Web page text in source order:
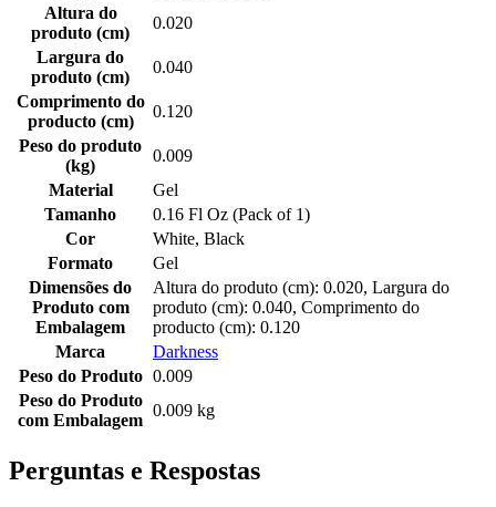
Altura do
produto (cm)
0.020
Largura do
produto (cm)
0.040
Comprimento do
producto (cm)
0.120
Peso do produto
(kg)
0.009
Material
Gel
Tamanho
0.16 Fl Oz (Pack of 1)
Cor
White, Black
Formato
Gel
Dimensões do
Produto com
Embalagem
Altura do produto (cm): 0.020, Largura do
produto (cm): 0.040, Comprimento do
producto (cm): 0.120
Marca
Darkness
Peso do Produto 0.009
Peso do Produto
com Embalagem
0.009 kg
Perguntas e Respostas